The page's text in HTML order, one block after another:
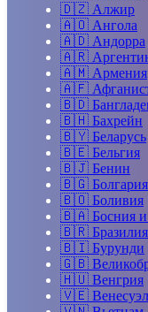
🇩🇿 Алжир
🇦🇴 Ангола
🇦🇩 Андорра
🇦🇷
🇦🇲 Армения
🇦🇫
🇧🇩
🇧🇭 Бахрейн
🇧🇾 Беларусь
🇧🇪 Бельгия
🇧🇯 Бенин
🇧🇬 Болгария
🇧🇴 Боливия
🇧🇦 Босния
🇧🇷 Бразилия
🇧🇮 Бурунди
🇬🇧
🇭🇺 Венгрия
🇻🇪